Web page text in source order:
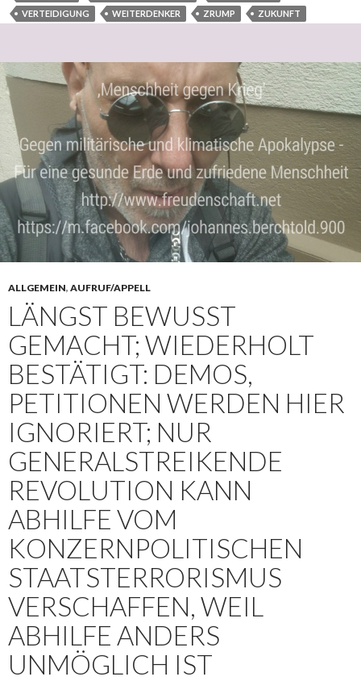
VERTEIDIGUNG
WEITERDENKER ZRUMP ZUKUNFT
ALLGEMEIN, AUFRUF/APPELL
LÄNGST BEWUSST
GEMACHT; WIEDERHOLT
BESTÄTIGT: DEMOS,
PETITIONEN WERDEN HIER
IGNORIERT; NUR
GENERALSTREIKENDE
REVOLUTION KANN
ABHILFE VOM
KONZERNPOLITISCHEN
STAATSTERRORISMUS
VERSCHAFFEN, WEIL
ABHILFE ANDERS
UNMÖGLICH IST